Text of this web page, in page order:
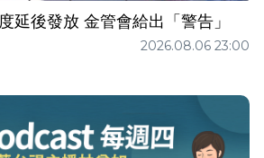
延後發放 金管會給出「警告」
2026.08.06 23:00